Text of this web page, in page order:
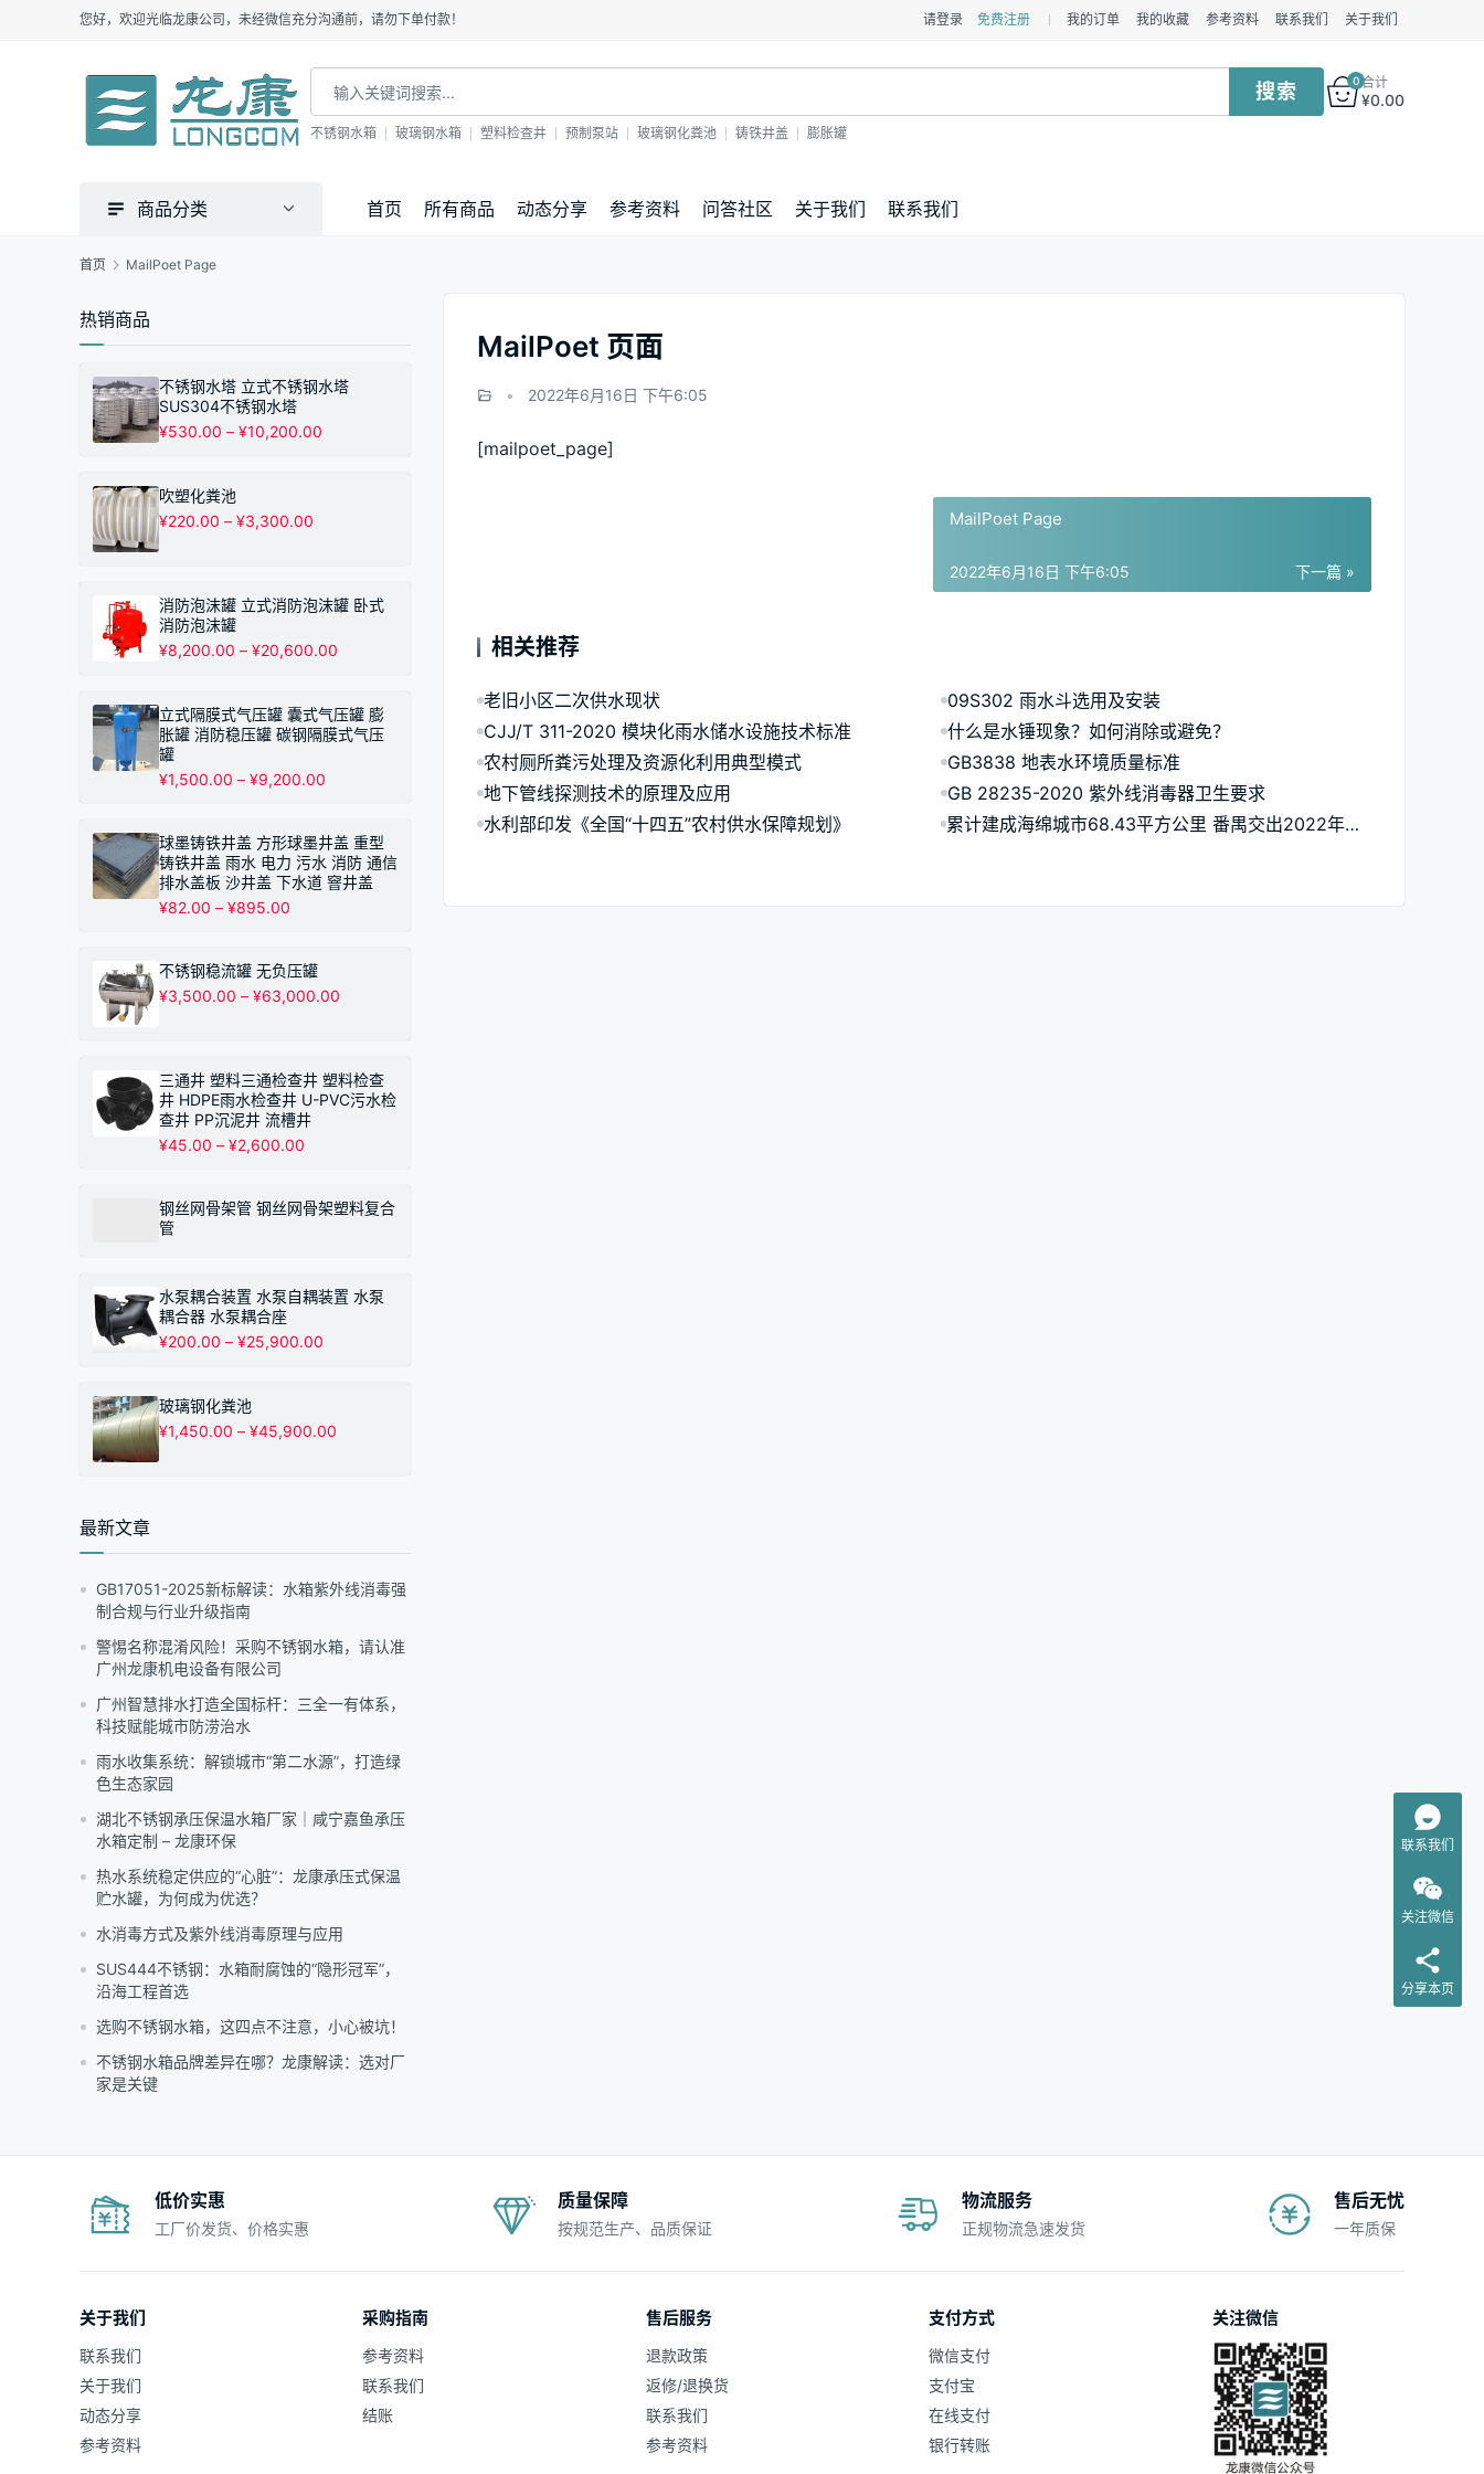
您好，欢迎光临龙康公司，未经微信充分沟通前，请勿下单付款！ 请登录 免费注册 我的订单 我的收藏 参考资料 联系我们 关于我们
不锈钢水箱 玻璃钢水箱 塑料检查井 预制泵站 玻璃钢化粪池 铸铁井盖 膨胀罐
0合计
¥0.00
商品分类 首页 所有商品 动态分享 参考资料 问答社区 关于我们 联系我们
首页 MailPoet Page
MailPoet 页面
• 2022年6月16日 下午6:05
[mailpoet_page]
MailPoet Page
下一篇 »
2022年6月16日 下午6:05
相关推荐
老旧小区二次供水现状
09S302 雨水斗选用及安装
CJJ/T 311-2020 模块化雨水储水设施技术标准
什么是水锤现象？如何消除或避免？
农村厕所粪污处理及资源化利用典型模式
GB3838 地表水环境质量标准
地下管线探测技术的原理及应用
GB 28235-2020 紫外线消毒器卫生要求
水利部印发《全国“十四五”农村供水保障规划》
累计建成海绵城市68.43平方公里 番禺交出2022年水环境治理“答卷”
热销商品
不锈钢水塔 立式不锈钢水塔
SUS304不锈钢水塔
¥530.00 – ¥10,200.00
吹塑化粪池
¥220.00 – ¥3,300.00
¥220.00
至
消防泡沫罐 立式消防泡沫罐 卧式
消防泡沫罐
¥8,200.00 – ¥20,600.00
围：
¥8,200.00
至
立式隔膜式气压罐 囊式气压罐 膨
胀罐 消防稳压罐 碳钢隔膜式气压
罐
¥1,500.00 – ¥9,200.00
围：
¥1,500.00
至
球墨铸铁井盖 方形球墨井盖 重型
铸铁井盖 雨水 电力 污水 消防 通信
排水盖板 沙井盖 下水道 窨井盖
¥82.00 – ¥895.00
围：
¥82.00
至
不锈钢稳流罐 无负压罐
¥3,500.00 – ¥63,000.00
¥3,500.00
至
¥63,000.00
三通井 塑料三通检查井 塑料检查
井 HDPE雨水检查井 U-PVC污水检
查井 PP沉泥井 流槽井
¥45.00 – ¥2,600.00
围：
钢丝网骨架管 钢丝网骨架塑料复合
管
水泵耦合装置 水泵自耦装置 水泵
耦合器 水泵耦合座
¥200.00 – ¥25,900.00
至
玻璃钢化粪池
¥1,450.00 – ¥45,900.00
¥45,900.00
最新文章
GB17051-2025新标解读：水箱紫外线消毒强
制合规与行业升级指南
警惕名称混淆风险！采购不锈钢水箱，请认准
广州龙康机电设备有限公司
广州智慧排水打造全国标杆：三全一有体系，
科技赋能城市防涝治水
雨水收集系统：解锁城市“第二水源”，打造绿
色生态家园
湖北不锈钢承压保温水箱厂家｜咸宁嘉鱼承压
水箱定制 – 龙康环保
热水系统稳定供应的“心脏”：龙康承压式保温
贮水罐，为何成为优选？
水消毒方式及紫外线消毒原理与应用
SUS444不锈钢：水箱耐腐蚀的“隐形冠军”，
沿海工程首选
选购不锈钢水箱，这四点不注意，小心被坑！
不锈钢水箱品牌差异在哪？龙康解读：选对厂
家是关键
低价实惠
工厂价发货、价格实惠
质量保障
按规范生产、品质保证
物流服务
正规物流急速发货
售后无忧
一年质保
关于我们
联系我们
关于我们
动态分享
参考资料
采购指南
参考资料
联系我们
结账
售后服务
退款政策
返修/退换货
联系我们
参考资料
支付方式
微信支付
支付宝
在线支付
银行转账
关注微信
联系我们
关注微信
分享本页